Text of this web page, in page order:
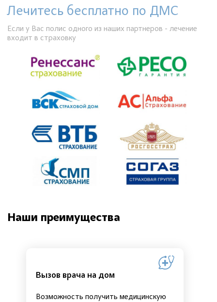
Лечитесь бесплатно по ДМС
Если у Вас полис одного из наших партнеров - лечение
входит в страховку
Наши преимущества
Вызов врача на дом
Возможность получить медицинскую